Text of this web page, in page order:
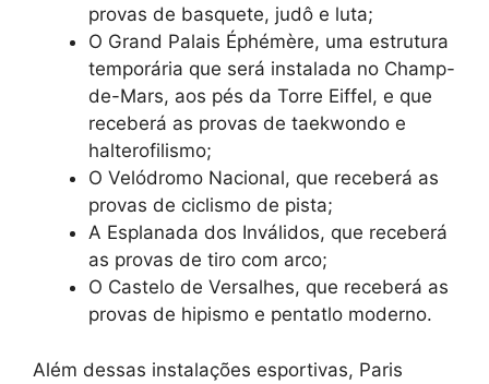
provas de basquete, judô e luta;
O Grand Palais Éphémère, uma estrutura
temporária que será instalada no Champ-
de-Mars, aos pés da Torre Eiffel, e que
receberá as provas de taekwondo e
halterofilismo;
O Velódromo Nacional, que receberá as
provas de ciclismo de pista;
A Esplanada dos Inválidos, que receberá
as provas de tiro com arco;
O Castelo de Versalhes, que receberá as
provas de hipismo e pentatlo moderno.
Além dessas instalações esportivas, Paris